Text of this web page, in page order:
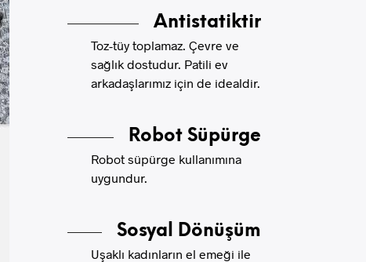
Antistatiktir
Toz-tüy toplamaz. Çevre ve
sağlık dostudur. Patili ev
arkadaşlarımız için de idealdir.
Robot Süpürge
Robot süpürge kullanımına
uygundur.
Sosyal Dönüşüm
Uşaklı kadınların el emeği ile